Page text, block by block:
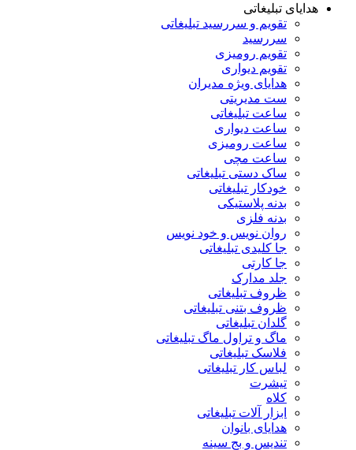
هدایای تبلیغاتی
تقویم و سررسید تبلیغاتی
سررسید
تقویم رومیزی
تقویم دیواری
هدایای ویژه مدیران
ست مدیریتی
ساعت تبلیغاتی
ساعت دیواری
ساعت رومیزی
ساعت مچی
ساک دستی تبلیغاتی
خودکار تبلیغاتی
بدنه پلاستیکی
بدنه فلزی
روان نویس و خود نویس
جا کلیدی تبلیغاتی
جا کارتی
جلد مدارک
ظروف تبلیغاتی
ظروف بتنی تبلیغاتی
گلدان تبلیغاتی
ماگ و تراول ماگ تبلیغاتی
فلاسک تبلیغاتی
لباس کار تبلیغاتی
تیشرت
کلاه
ابزار آلات تبلیغاتی
هدایای بانوان
تندیس و بج سینه